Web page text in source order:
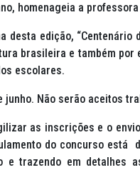
homenageia a
desta edição,
brasileira e também
escolares.
Não serão aceitos
as inscrições e o
do concurso está
trazendo em detalhes